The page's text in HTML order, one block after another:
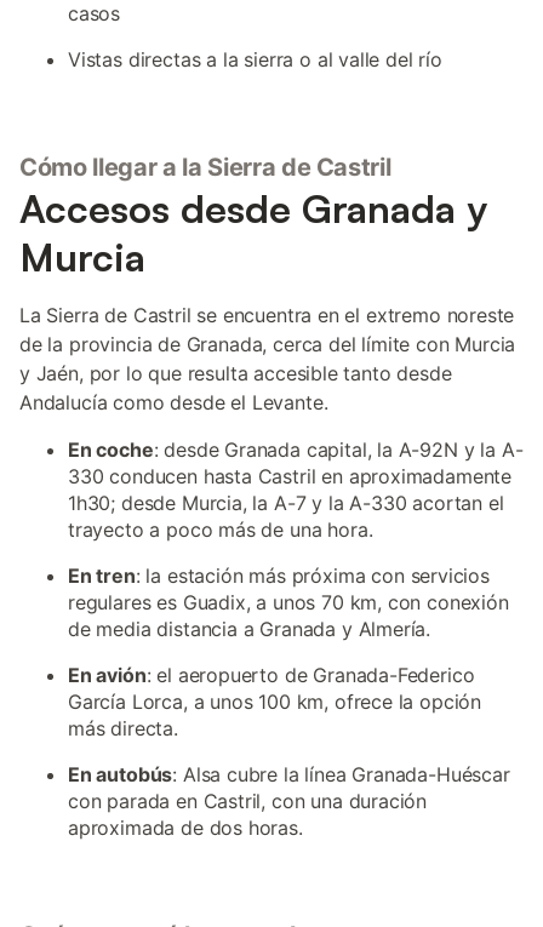
casos
Vistas directas a la sierra o al valle del río
Cómo llegar a la Sierra de Castril
Accesos desde Granada y
Murcia
La Sierra de Castril se encuentra en el extremo noreste
de la provincia de Granada, cerca del límite con Murcia
y Jaén, por lo que resulta accesible tanto desde
Andalucía como desde el Levante.
En coche: desde Granada capital, la A-92N y la A-
330 conducen hasta Castril en aproximadamente
1h30; desde Murcia, la A-7 y la A-330 acortan el
trayecto a poco más de una hora.
En tren: la estación más próxima con servicios
regulares es Guadix, a unos 70 km, con conexión
de media distancia a Granada y Almería.
En avión: el aeropuerto de Granada-Federico
García Lorca, a unos 100 km, ofrece la opción
más directa.
En autobús: Alsa cubre la línea Granada-Huéscar
con parada en Castril, con una duración
aproximada de dos horas.